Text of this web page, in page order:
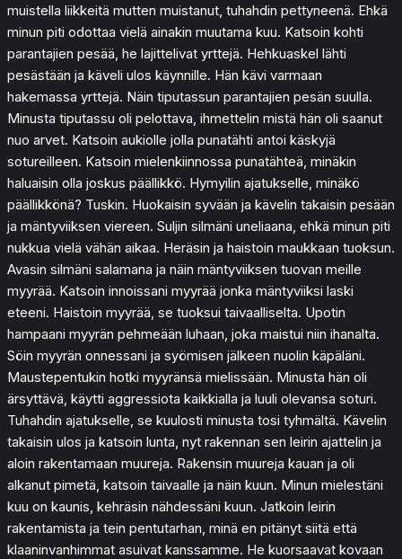
muistella liikkeitä mutten muistanut, tuhahdin pettyneenä. Ehkä
minun piti odottaa vielä ainakin muutama kuu. Katsoin kohti
parantajien pesää, he lajittelivat yrttejä. Hehkuaskel lähti
pesästään ja käveli ulos käynnille. Hän kävi varmaan
hakemassa yrttejä. Näin tiputassun parantajien pesän suulla.
Minusta tiputassu oli pelottava, ihmettelin mistä hän oli saanut
nuo arvet. Katsoin aukiolle jolla punatähti antoi käskyjä
sotureilleen. Katsoin mielenkiinnossa punatähteä, minäkin
haluaisin olla joskus päällikkö. Hymyilin ajatukselle, minäkö
päällikkönä? Tuskin. Huokaisin syvään ja kävelin takaisin pesään
ja mäntyviiksen viereen. Suljin silmäni uneliaana, ehkä minun piti
nukkua vielä vähän aikaa. Heräsin ja haistoin maukkaan tuoksun.
Avasin silmäni salamana ja näin mäntyviiksen tuovan meille
myyrää. Katsoin innoissani myyrää jonka mäntyviiksi laski
eteeni. Haistoin myyrää, se tuoksui taivaalliselta. Upotin
hampaani myyrän pehmeään luhaan, joka maistui niin ihanalta.
Söin myyrän onnessani ja syömisen jälkeen nuolin käpäläni.
Maustepentukin hotki myyränsä mielissään. Minusta hän oli
ärsyttävä, käytti aggressiota kaikkialla ja luuli olevansa soturi.
Tuhahdin ajatukselle, se kuulosti minusta tosi tyhmältä. Kävelin
takaisin ulos ja katsoin lunta, nyt rakennan sen leirin ajattelin ja
aloin rakentamaan muureja. Rakensin muureja kauan ja oli
alkanut pimetä, katsoin taivaalle ja näin kuun. Minun mielestäni
kuu on kaunis, kehräsin nähdessäni kuun. Jatkoin leirin
rakentamista ja tein pentutarhan, minä en pitänyt siitä että
klaaninvanhimmat asuivat kanssamme. He kuorsaavat kovaan